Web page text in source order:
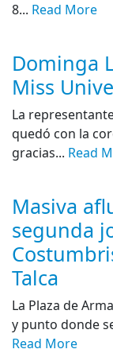
8... Read More
Dominga
Miss
La
quedó con la
gracias... Read
Masiva
segunda
Talca
La Plaza de
y punto donde
Read More